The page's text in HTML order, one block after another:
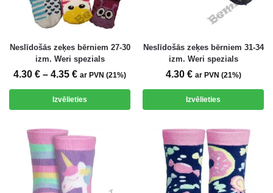
Neslīdošās zeķes bērniem 27-30
izm. Weri spezials
4.30 € – 4.35 € ar PVN (21%)
Izvēlieties
Neslīdošās zeķes bērniem 31-34
izm. Weri spezials
4.30 € ar PVN (21%)
Izvēlieties